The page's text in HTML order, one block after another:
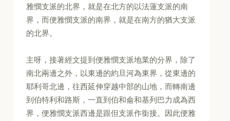
雅憫支派的北界，就是在北方的以法蓮支派的南
界，而便雅憫支派的南界，就是在南方的猶大支派
的北界。
主呀，接著經文提到便雅憫支派地業的分界，除了
南北兩邊之外，以東邊的約旦河為東界，從東邊的
耶利哥北邊，往西延伸穿越中部的山地，而轉南邊
到伯特利和路斯，一直到伯和侖和基列巴力成為西
界，便雅憫支派西邊是跟但支派作銜接。因此便雅